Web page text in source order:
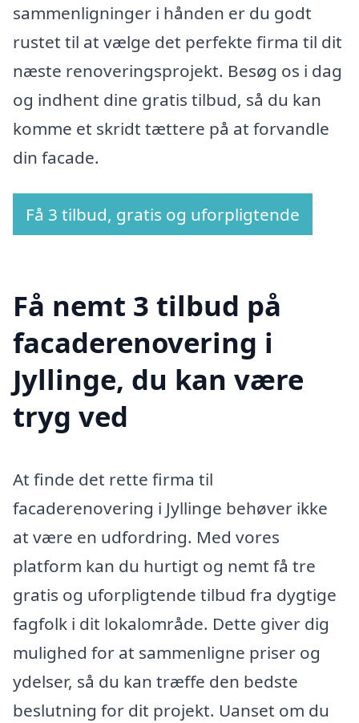
sammenligninger i hånden er du godt
rustet til at vælge det perfekte firma til dit
næste renoveringsprojekt. Besøg os i dag
og indhent dine gratis tilbud, så du kan
komme et skridt tættere på at forvandle
din facade.
Få 3 tilbud, gratis og uforpligtende
Få nemt 3 tilbud på
facaderenovering i
Jyllinge, du kan være
tryg ved
At finde det rette firma til
facaderenovering i Jyllinge behøver ikke
at være en udfordring. Med vores
platform kan du hurtigt og nemt få tre
gratis og uforpligtende tilbud fra dygtige
fagfolk i dit lokalområde. Dette giver dig
mulighed for at sammenligne priser og
ydelser, så du kan træffe den bedste
beslutning for dit projekt. Uanset om du